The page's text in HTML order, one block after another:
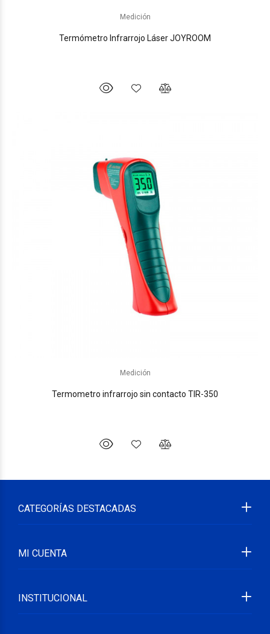
Medición
Termómetro Infrarrojo Láser JOYROOM
Medición
Termometro infrarrojo sin contacto TIR-350
CATEGORÍAS DESTACADAS
MI CUENTA
INSTITUCIONAL